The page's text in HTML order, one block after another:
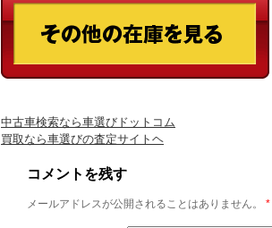
中古車検索なら車選びドットコム
買取なら車選びの査定サイトヘ
コメントを残す
メールアドレスが公開されることはありません。 *